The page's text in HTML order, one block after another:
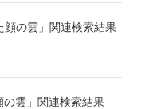
顔の雲」関連検索結果
雲」関連検索結果